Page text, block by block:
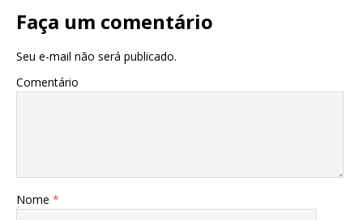
Faça um comentário
Seu e-mail não será publicado.
Comentário
Nome *